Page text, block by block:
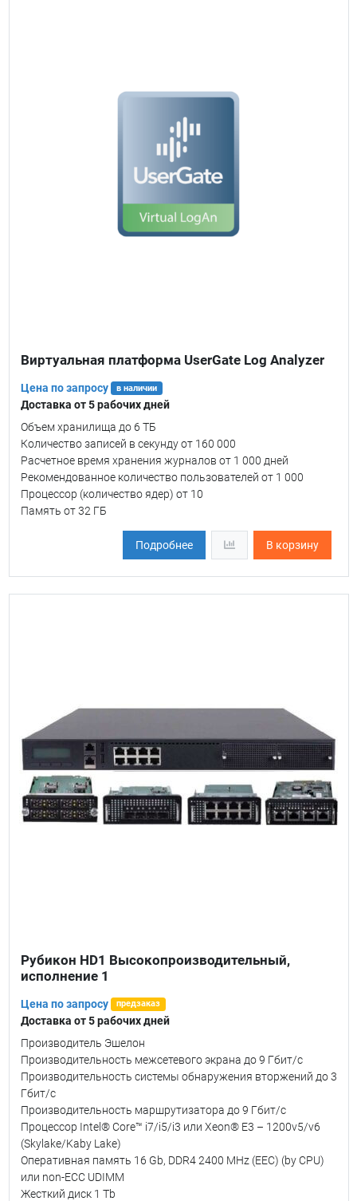
Виртуальная платформа UserGate Log Analyzer
Цена по запросу в наличии
Доставка от 5 рабочих дней
Объем хранилища до 6 ТБ
Количество записей в секунду от 160 000
Расчетное время хранения журналов от 1 000 дней
Рекомендованное количество пользователей от 1 000
Процессор (количество ядер) от 10
Память от 32 ГБ
Подробнее В корзину
Рубикон HD1 Высокопроизводительный,
исполнение 1
Цена по запросу предзаказ
Доставка от 5 рабочих дней
Производитель Эшелон
Производительность межсетевого экрана до 9 Гбит/с
Производительность системы обнаружения вторжений до 3
Гбит/с
Производительность маршрутизатора до 9 Гбит/с
Процессор Intel® Core™ i7/i5/i3 или Xeon® E3 – 1200v5/v6
(Skylake/Kaby Lake)
Оперативная память 16 Gb, DDR4 2400 MHz (EEC) (by CPU)
или non-ECC UDIMM
Жесткий диск 1 Tb